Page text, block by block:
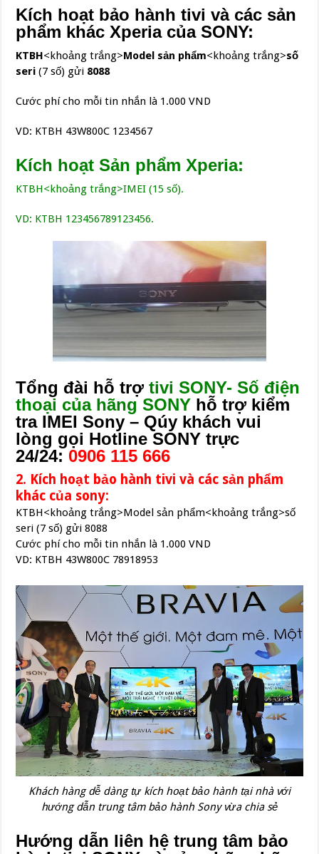
Kích hoạt bảo hành tivi và các sản
phẩm khác Xperia của SONY:
KTBH<khoảng trắng>Model sản phẩm<khoảng trắng>số
seri (7 số) gửi 8088
Cước phí cho mỗi tin nhắn là 1.000 VND
VD: KTBH 43W800C 1234567
Kích hoạt Sản phẩm Xperia:
KTBH<khoảng trắng>IMEI (15 số).
VD: KTBH 123456789123456.
Tổng đài hỗ trợtivi SONY- Số điện
thoại của hãng SONY hỗ trợ kiểm
tra IMEI Sony – Qúy khách vui
lòng gọi Hotline SONY trực
24/24: 0906 115 666
2. Kích hoạt bảo hành tivi và các sản phẩm
khác của sony:
KTBH<khoảng trắng>Model sản phẩm<khoảng trắng>số
seri (7 số) gửi 8088
Cước phí cho mỗi tin nhắn là 1.000 VND
VD: KTBH 43W800C 78918953
Khách hàng dễ dàng tự kích hoạt bảo hành tại nhà với
hướng dẫn trung tâm bảo hành Sony vừa chia sẻ
Hướng dẫn liên hệ trung tâm bảo